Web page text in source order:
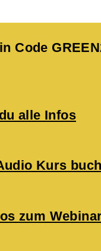
Code
alle Infos
Kurs
zum